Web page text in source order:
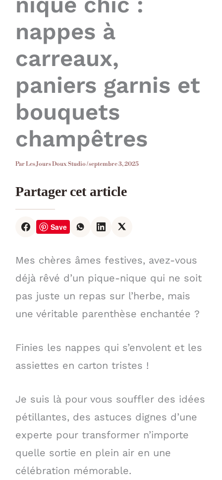
nappes à
carreaux,
paniers garnis et
bouquets
champêtres
ParLes Jours Doux Studio/septembre 3, 2025
Partager cet article
Save
Mes chères âmes festives, avez-vous
déjà rêvé d’un pique-nique qui ne soit
pas juste un repas sur l’herbe, mais
une véritable parenthèse enchantée ?
Finies les nappes qui s’envolent et les
assiettes en carton tristes !
Je suis là pour vous souffler des idées
pétillantes, des astuces dignes d’une
experte pour transformer n’importe
quelle sortie en plein air en une
célébration mémorable.